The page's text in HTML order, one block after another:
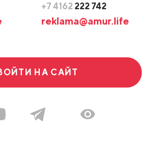
+7 4162 222 742
reklama@amur.life
НА САЙТ